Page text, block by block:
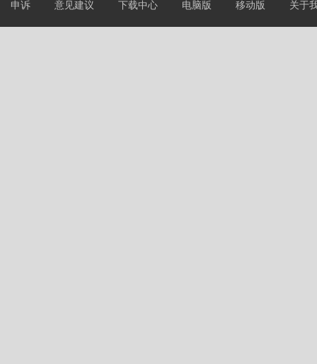
申诉 意见建议 下载中心 电脑版 移动版 关于